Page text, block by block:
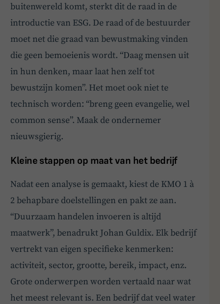
buitenwereld komt, sterkt dit de raad in de
introductie van ESG. De raad of de bestuurder
moet net die graad van bewustmaking vinden
die geen bemoeienis wordt. “Daag mensen uit
in hun denken, maar laat hen zelf tot
bewustzijn komen”. Het moet ook niet te
technisch worden: “breng geen evangelie, wel
common sense”. Maak de ondernemer
nieuwsgierig.
Kleine stappen op maat van het bedrijf
Nadat een analyse is gemaakt, kiest de KMO 1 à
2 behapbare doelstellingen en pakt ze aan.
“Duurzaam handelen invoeren is altijd
maatwerk”, benadrukt Johan Guldix. Elk bedrijf
vertrekt van eigen specifieke kenmerken:
activiteit, sector, grootte, bereik, impact, enz.
Grote onderwerpen worden vertaald naar wat
het meest relevant is. Een bedrijf dat veel water